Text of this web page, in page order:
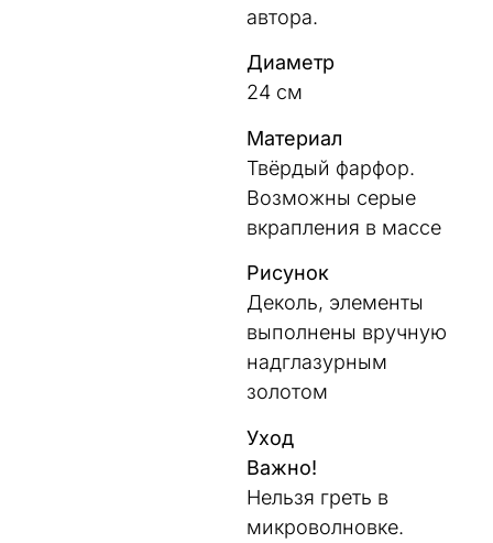
автора.
Диаметр
24 см
Материал
Твёрдый фарфор.
Возможны серые
вкрапления в массе
Рисунок
Деколь, элементы
выполнены вручную
надглазурным
золотом
Уход
Важно!
Нельзя греть в
микроволновке.